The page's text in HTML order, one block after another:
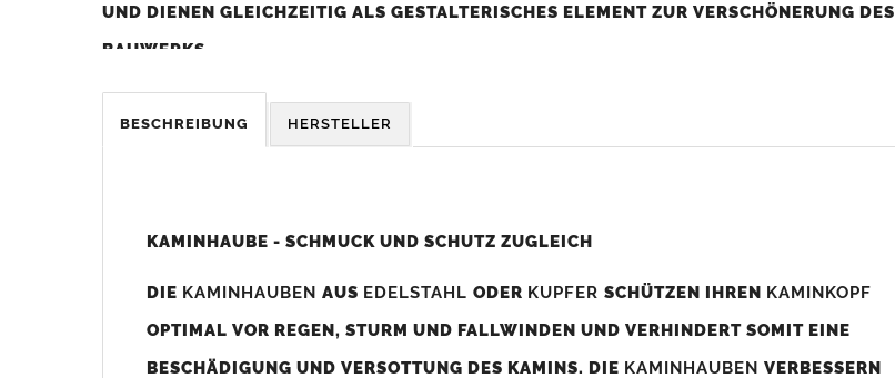
UND DIENEN GLEICHZEITIG ALS GESTALTERISCHES ELEMENT ZUR VERSCHÖNERUNG DES
BAUWERKS.
Was sollten Sie beim Kauf beachten?
Standardbohrungen?
BESCHREIBUNG HERSTELLER
KAMINHAUBE - SCHMUCK UND SCHUTZ ZUGLEICH
DIE KAMINHAUBEN AUS EDELSTAHL ODER KUPFER SCHÜTZEN IHREN KAMINKOPF
OPTIMAL VOR REGEN, STURM UND FALLWINDEN UND VERHINDERT SOMIT EINE
BESCHÄDIGUNG UND VERSOTTUNG DES KAMINS. DIE KAMINHAUBEN VERBESSERN